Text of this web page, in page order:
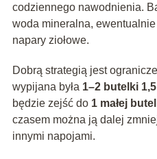
codziennego nawodnienia.
woda mineralna,
napary ziołowe.
Dobrą strategią jest
wypijana była 1–2 butelki
będzie zejść do 1 małej
czasem można ją dalej
innymi napojami.